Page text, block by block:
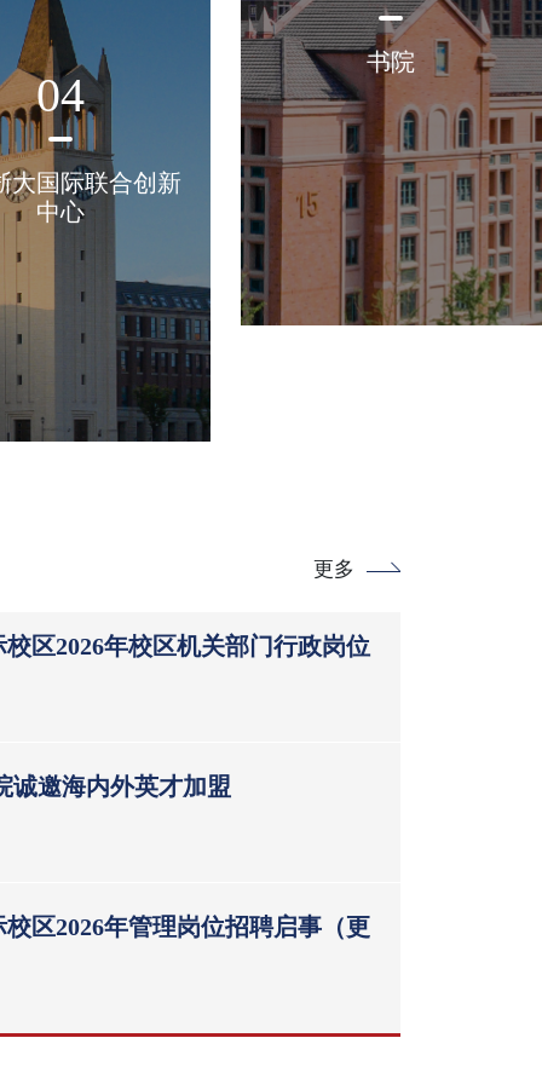
04
大国际联合创新
中心
书院
更多
区2026年校区机关部门行政岗位
诚邀海内外英才加盟
区2026年管理岗位招聘启事（更